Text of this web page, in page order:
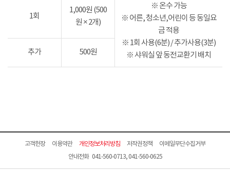
1회
1,000원 (500
원 × 2개)
※ 온수 가능
※ 어른, 청소년,어린이 등 동일요
금 적용
※ 1회 사용(6분) / 추가사용(3분)
※ 샤워실 앞 동전교환기 배치
추가 500원
고객헌장 이용약관 개인정보처리방침 저작권정책
이메일무단수집거부
안내전화 041-560-0713, 041-560-0625